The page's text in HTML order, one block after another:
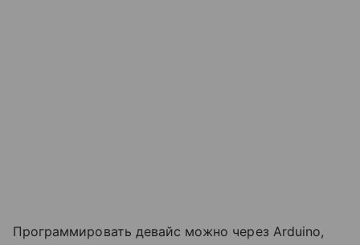
Программировать девайс можно через Arduino,